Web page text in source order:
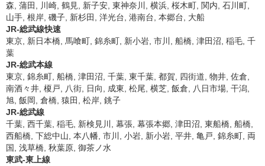
森, 蒲田, 川崎, 鶴見, 新子安, 東神奈川, 横浜, 桜木町, 関内, 石川町,
山手, 根岸, 磯子, 新杉田, 洋光台, 港南台, 本郷台, 大船
JR-総武線快速
東京, 新日本橋, 馬喰町, 錦糸町, 新小岩, 市川, 船橋, 津田沼, 稲毛, 千
葉
JR-総武本線
東京, 錦糸町, 船橋, 津田沼, 千葉, 東千葉, 都賀, 四街道, 物井, 佐倉,
南酒々井, 榎戸, 八街, 日向, 成東, 松尾, 横芝, 飯倉, 八日市場, 干潟,
旭, 飯岡, 倉橋, 猿田, 松岸, 銚子
JR-総武線
千葉, 西千葉, 稲毛, 新検見川, 幕張, 幕張本郷, 津田沼, 東船橋, 船橋,
西船橋, 下総中山, 本八幡, 市川, 小岩, 新小岩, 平井, 亀戸, 錦糸町, 両
国, 浅草橋, 秋葉原, 御茶ノ水
東武-東上線